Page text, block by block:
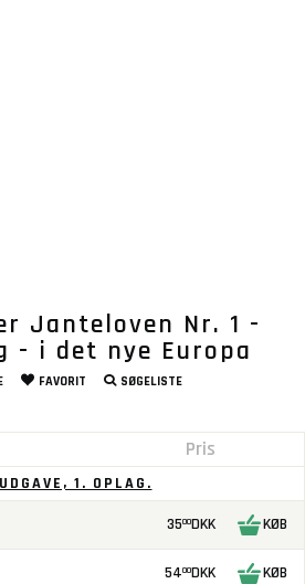
Janteloven Nr. 1 -
- i det nye Europa
FAVORIT SØGELISTE
Pris
1. OPLAG.
3500DKK KØB
5400DKK KØB